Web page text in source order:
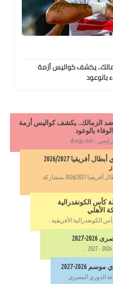
يكشف كواليس أزمة
بالوعود
ضد الزمالك.. يكشف كواليس أزمة
بالوعود
قرعة الدور التمهيدي لدوري أبطال أفريقيا 2026/2027
قرعة الدور التمهيدي لدوري أبطال أفريقيا 2026/2027 بمشاركة
كأس الكونفدرالية
الكونفدرالية الأفريقية...
2027
2027
الدوري المصري